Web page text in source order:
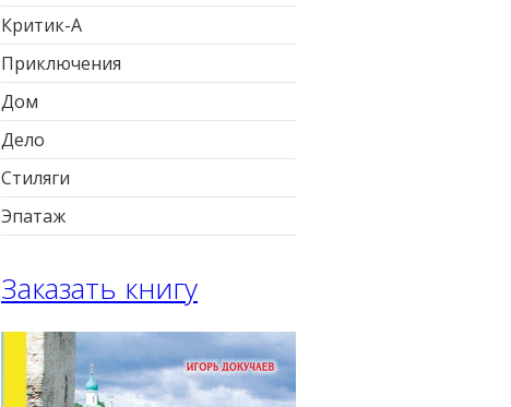
Критик-А
Приключения
Дом
Дело
Стиляги
Эпатаж
Заказать книгу